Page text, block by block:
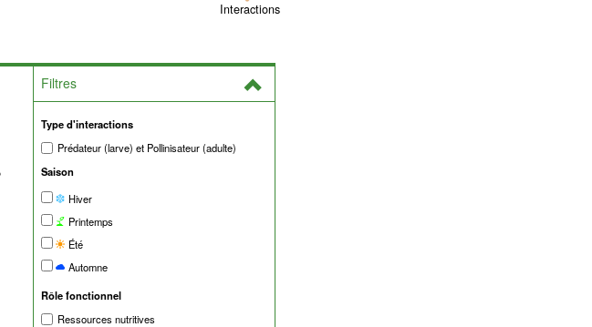
Interactions
Filtres
Type d'interactions
Prédateur (larve) et Pollinisateur (adulte)
Saison
Hiver
Printemps
Été
Automne
Rôle fonctionnel
Ressources nutritives